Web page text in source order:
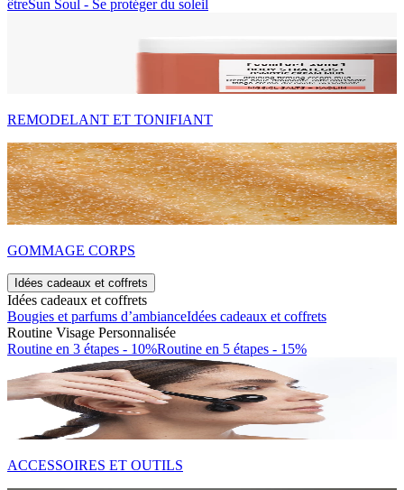
êtreSun Soul - Se protéger du soleil
REMODELANT ET TONIFIANT
GOMMAGE CORPS
Idées cadeaux et coffrets
Idées cadeaux et coffrets
Bougies et parfums d’ambianceIdées cadeaux et coffrets
Routine Visage Personnalisée
Routine en 3 étapes - 10%Routine en 5 étapes - 15%
ACCESSOIRES ET OUTILS